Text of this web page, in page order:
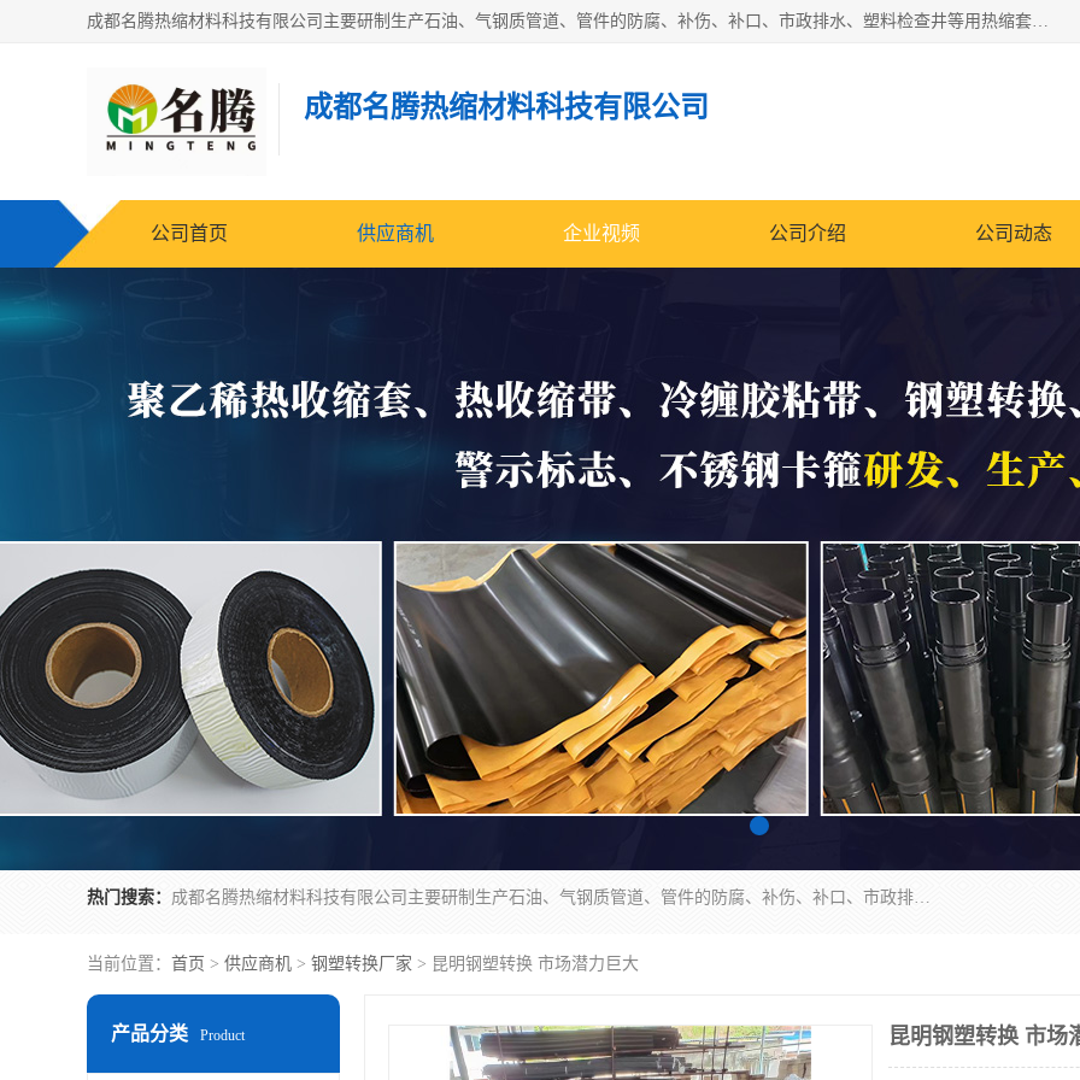
成都名腾热缩材料科技有限公司​主要研制生产石油、气钢质管道、管件的防腐、补伤、补口、市政排水、塑料检查井等用热缩套及市政排水管道不锈钢卡箍。产品包含：不锈钢卡箍、钢塑转换、光固化套、聚乙烯热收缩带、聚乙烯热收缩套、冷缠胶粘带、热收缩套、热收缩带、热收缩缠绕带、防腐热收缩带、热缩缠绕带、热缩套、热缩带等。
成都名腾热缩材料科技有限公司
公司首页 供应商机 企业视频 公司介绍 公司动态
热门搜索： 成都名腾热缩材料科技有限公司​主要研制生产石油、气钢质管道、管件的防腐、补伤、补口、市政排水、塑料检查井等用热缩套及市政排水管道不锈钢卡箍。产品包含：不锈钢卡箍、钢塑转换、光固化套、聚乙烯热收缩带、聚乙烯热收缩套、冷缠胶粘带、热收缩套、热收缩带、热收缩缠绕带、防腐热收缩带、热缩缠绕带、热缩套、热缩带等。
当前位置： 首页 > 供应商机 > 钢塑转换厂家 > 昆明钢塑转换 市场潜力巨大
产品分类 Product 昆明钢塑转换 市场